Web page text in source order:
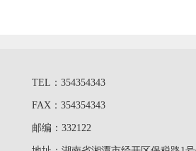
TEL：354354343
FAX：354354343
邮编：332122